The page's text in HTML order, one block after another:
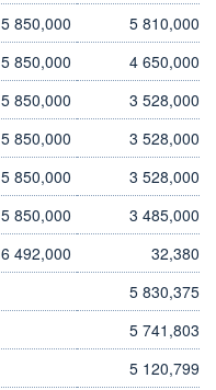
5 850,000
5 810,000
5 850,000
4 650,000
5 850,000
3 528,000
5 850,000
3 528,000
5 850,000
3 528,000
5 850,000
3 485,000
6 492,000
32,380
5 830,375
5 741,803
5 120,799